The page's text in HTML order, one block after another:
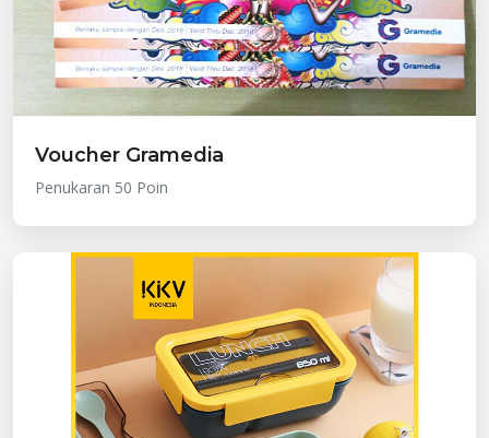
Voucher Gramedia
Penukaran 50 Poin